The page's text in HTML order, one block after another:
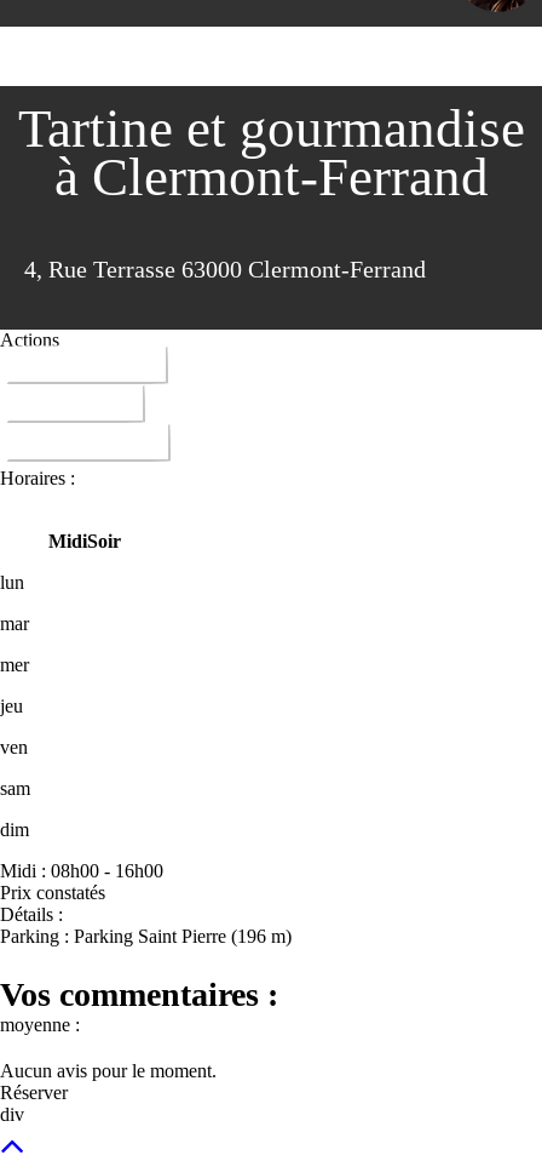
Tartine et gourmandise
à Clermont-Ferrand
4, Rue Terrasse 63000 Clermont-Ferrand
Actions
Horaires :
MidiSoir
lun
mar
mer
jeu
ven
sam
dim
Midi : 08h00 - 16h00
Prix constatés
Détails :
Parking : Parking Saint Pierre (196 m)
Vos commentaires :
moyenne :
Aucun avis pour le moment.
Réserver
div